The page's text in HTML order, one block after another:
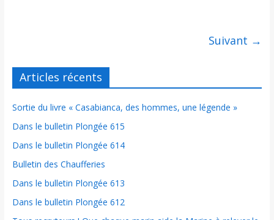
Suivant →
Articles récents
Sortie du livre « Casabianca, des hommes, une légende »
Dans le bulletin Plongée 615
Dans le bulletin Plongée 614
Bulletin des Chaufferies
Dans le bulletin Plongée 613
Dans le bulletin Plongée 612